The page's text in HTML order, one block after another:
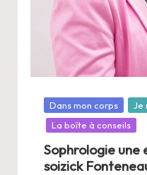
Posté
dans
Dans mon corps
Je
La boîte à conseils
Sophrologie
soizick